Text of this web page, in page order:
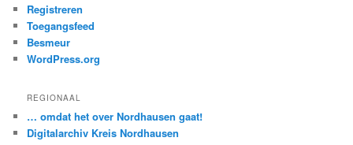
Registreren
Toegangsfeed
Besmeur
WordPress.org
REGIONAAL
… omdat het over Nordhausen gaat!
Digitalarchiv Kreis Nordhausen